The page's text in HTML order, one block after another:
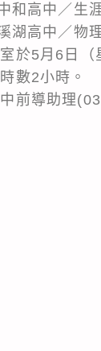
和高中／生
湖高中／物
於5月6日
數2小時。
前導助理